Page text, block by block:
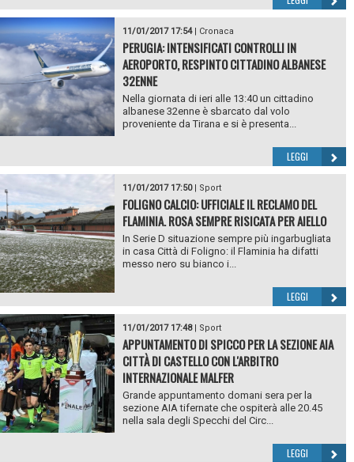
11/01/2017 17:54| Cronaca
PERUGIA: INTENSIFICATI CONTROLLI IN
AEROPORTO, RESPINTO CITTADINO ALBANESE
32ENNE
Nella giornata di ieri alle 13:40 un cittadino
albanese 32enne è sbarcato dal volo
proveniente da Tirana e si è presenta...
LEGGI
11/01/2017 17:50| Sport
FOLIGNO CALCIO: UFFICIALE IL RECLAMO DEL
FLAMINIA. ROSA SEMPRE RISICATA PER AIELLO
In Serie D situazione sempre più ingarbugliata
in casa Città di Foligno: il Flaminia ha difatti
messo nero su bianco i...
LEGGI
11/01/2017 17:48| Sport
APPUNTAMENTO DI SPICCO PER LA SEZIONE AIA
CITTÀ DI CASTELLO CON L'ARBITRO
INTERNAZIONALE MALFER
Grande appuntamento domani sera per la
sezione AIA tifernate che ospiterà alle 20.45
nella sala degli Specchi del Circ...
LEGGI